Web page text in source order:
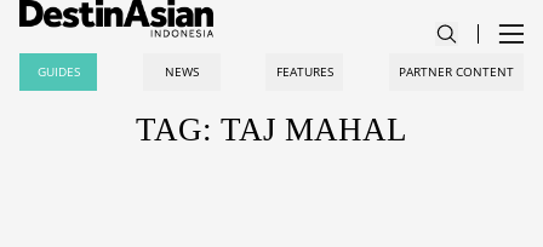
GUIDES NEWS FEATURES PARTNER CONTENT
TAG: TAJ MAHAL